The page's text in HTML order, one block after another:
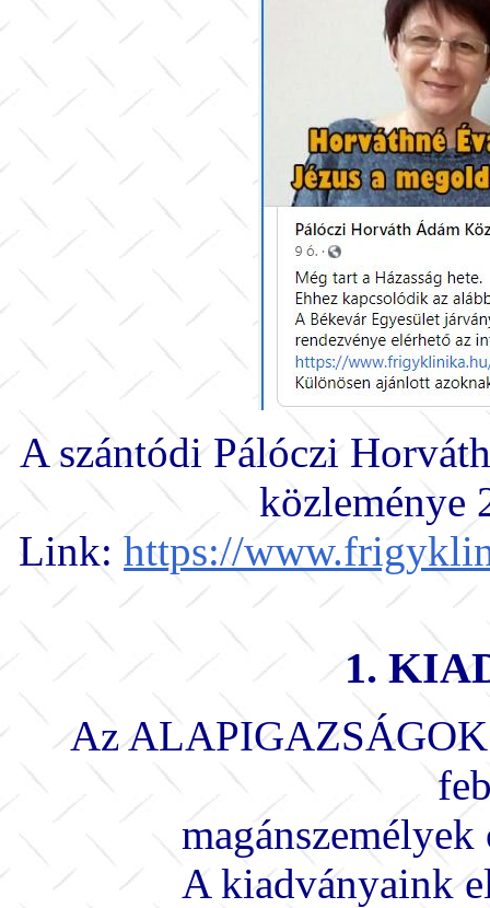
A szántódi Pálóczi
közleménye
Link: https://
1.
Az ALAPIGAZSÁGOK
A kiadványaink